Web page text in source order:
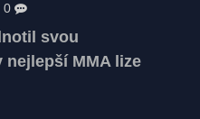
0
svou
nejlepší MMA lize